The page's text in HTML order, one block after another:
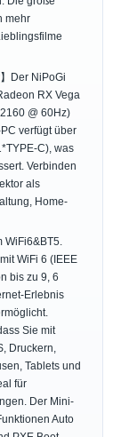
mehr
Der NiPoGi
RX Vega
@ 60Hz)
verfügt über
C), was
Verbinden
als
Home-
WiFi 6 (IEEE
bis zu 9, 6
Erlebnis
Sie mit
Druckern,
Tablets und
für
Der Mini-
Auto